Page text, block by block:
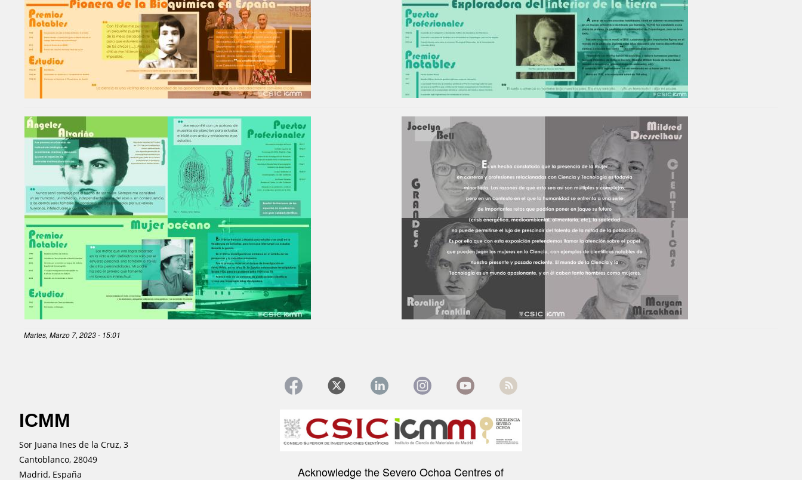
Image Image
Martes, Marzo 7, 2023 - 15:01
ICMM
Sor Juana Ines de la Cruz, 3
Cantoblanco, 28049
Madrid, España
Image
Acknowledge the Severo Ochoa Centres of